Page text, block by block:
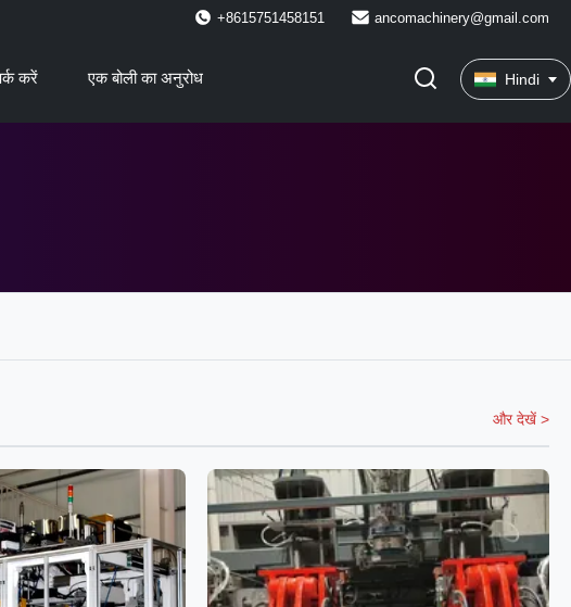
+8615751458151 ancomachinery@gmail.com
करें एक बोली का अनुरोध Hindi
और देखें >